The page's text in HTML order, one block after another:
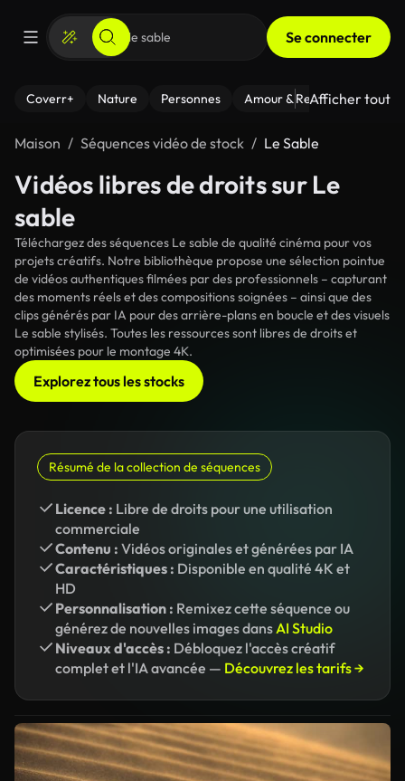
Se connecter
Coverr+ Nature Personnes Amour & Relations Le
Afficher tout
Maison Séquences vidéo de stock Le Sable
Vidéos libres de droits sur Le
sable
Téléchargez des séquences Le sable de qualité cinéma pour vos
projets créatifs. Notre bibliothèque propose une sélection pointue
de vidéos authentiques filmées par des professionnels – capturant
des moments réels et des compositions soignées – ainsi que des
clips générés par IA pour des arrière-plans en boucle et des visuels
Le sable stylisés. Toutes les ressources sont libres de droits et
optimisées pour le montage 4K.
Explorez tous les stocks
Résumé de la collection de séquences
Licence : Libre de droits pour une utilisation
commerciale
Contenu : Vidéos originales et générées par IA
Caractéristiques : Disponible en qualité 4K et
HD
Personnalisation : Remixez cette séquence ou
générez de nouvelles images dansAI Studio
Niveaux d'accès : Débloquez l'accès créatif
complet et l'IA avancée — Découvrez les tarifs →